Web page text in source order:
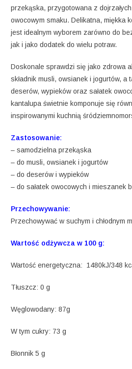
przekąska, przygotowana z
owocowym smaku. Delikatna, miękka
jest idealnym wyborem zarówno do
jak i jako dodatek do wielu potraw.
Doskonale sprawdzi się jako zdrowa
składnik musli, owsianek i jogurtów, a
deserów, wypieków oraz sałatek
kantalupa świetnie komponuje się
inspirowanymi kuchnią
Zastosowanie:
– samodzielna przekąska
– do musli, owsianek i jogurtów
– do deserów i wypieków
– do sałatek owocowych i mieszanek
Przechowywanie:
Przechowywać w suchym i chłodnym
Wartość odżywcza w 100 g:
Wartość energetyczna: 1480kJ/348
Tłuszcz: 0 g
Węglowodany: 87g
W tym cukry: 73 g
Błonnik 5 g